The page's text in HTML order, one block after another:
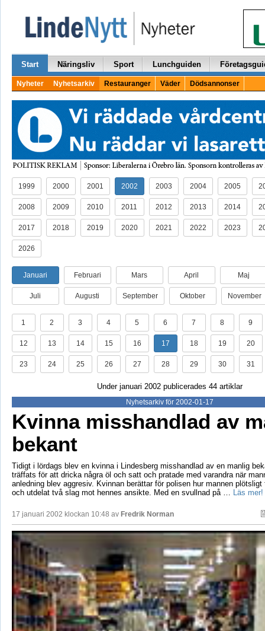
Start Näringsliv Sport Lunchguiden
Nyheter Nyhetsarkiv Restauranger Väder Dödsannonser
1999 2000 2001 2002 2003 2004 2005
2008 2009 2010 2011 2012 2013 2014
2017 2018 2019 2020 2021 2022 2023
2026
Januari Februari Mars April Maj
Juli Augusti September Oktober November
1 2 3 4 5 6 7 8 9
12 13 14 15 16 17 18 19 20
23 24 25 26 27 28 29 30 31
Under januari 2002 publicerades 44 artiklar
Nyhetsarkiv för 2002-01-17
Kvinna misshandlad av
bekant
Tidigt i lördags blev en kvinna i Lindesberg misshandlad av en manlig
träffats för att dricka några öl och satt och pratade med varandra när
anledning blev aggresiv. Kvinnan berättar för polisen hur mannen plötsligt
och utdelat två slag mot hennes ansikte. Med en svullnad på … Läs mer!
17 januari 2002 klockan 10:48 av Fredrik Norman